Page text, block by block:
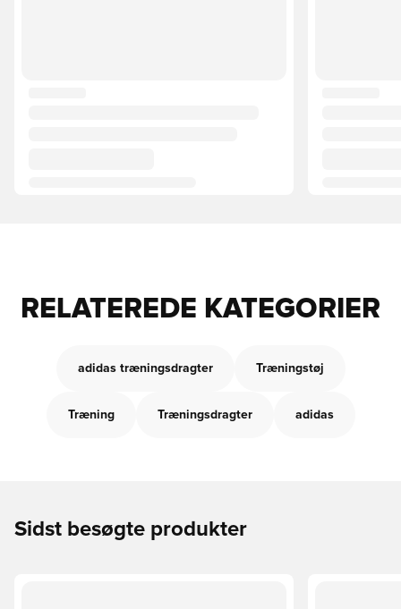
RELATEREDE KATEGORIER
adidas træningsdragter Træningstøj
Træning Træningsdragter adidas
Sidst besøgte produkter